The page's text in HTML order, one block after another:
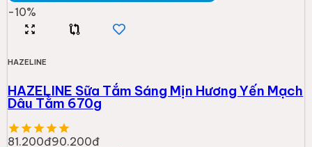
-10%
HAZELINE
HAZELINE Sữa Tắm Sáng Mịn Hương Yến Mạch
Dâu Tằm 670g
81.200đ90.200đ